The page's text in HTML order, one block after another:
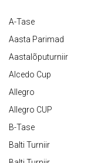
A-Tase
Aasta Parimad
Aastalõputurniir
Alcedo Cup
Allegro
Allegro CUP
B-Tase
Balti Turniir